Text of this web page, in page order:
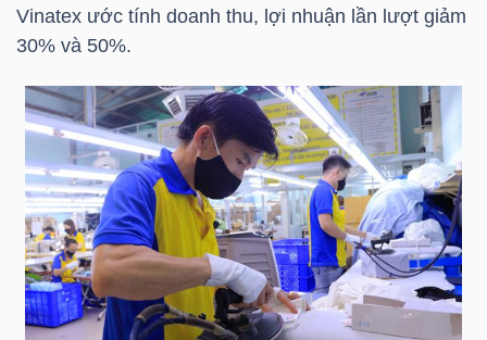
Vinatex ước tính doanh thu, lợi nhuận lần lượt giảm
30% và 50%.
THẾ
GIỚI
ĐÔNG
DƯƠNG